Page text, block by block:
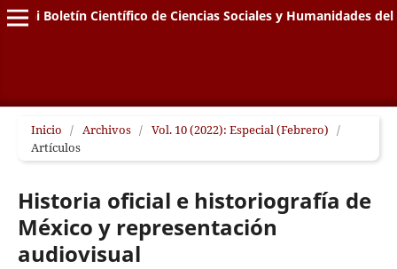
Edähi Boletín Científico de Ciencias Sociales y Humanidades del
Inicio / Archivos / Vol. 10 (2022): Especial (Febrero) /
Artículos
Historia oficial e historiografía de
México y representación
audiovisual